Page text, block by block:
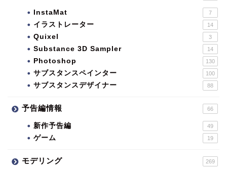
InstaMat 7
イラストレーター 14
Quixel 3
Substance 3D Sampler 14
Photoshop 130
サブスタンスペインター 100
サブスタンスデザイナー 88
予告編情報 66
新作予告編 49
ゲーム 19
モデリング 269